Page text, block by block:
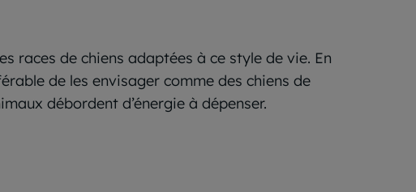
races de chiens adaptées à ce style de vie. En
de les envisager comme des chiens de
débordent d’énergie à dépenser.